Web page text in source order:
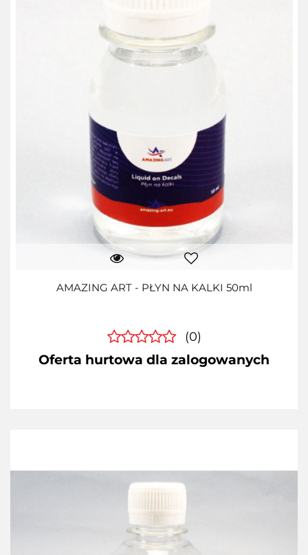
AMAZING ART - PŁYN NA KALKI 50ml
(0)
Oferta hurtowa dla zalogowanych